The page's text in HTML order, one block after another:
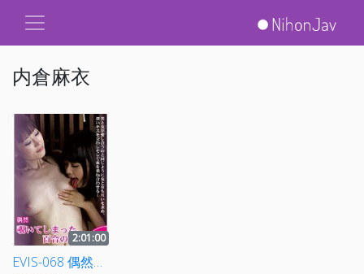
内倉麻衣
2:01:00
EVIS-068 偶然覗いてしまった、百合の世界